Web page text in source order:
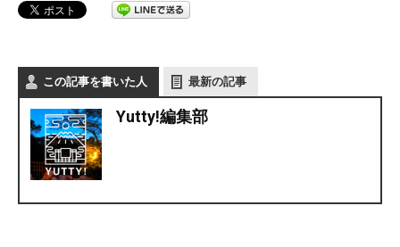
この記事を書いた人 最新の記事
Yutty!編集部